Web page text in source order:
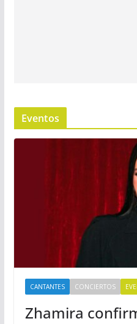
Eventos
CANTANTES CONCIERTOS
Zhamira